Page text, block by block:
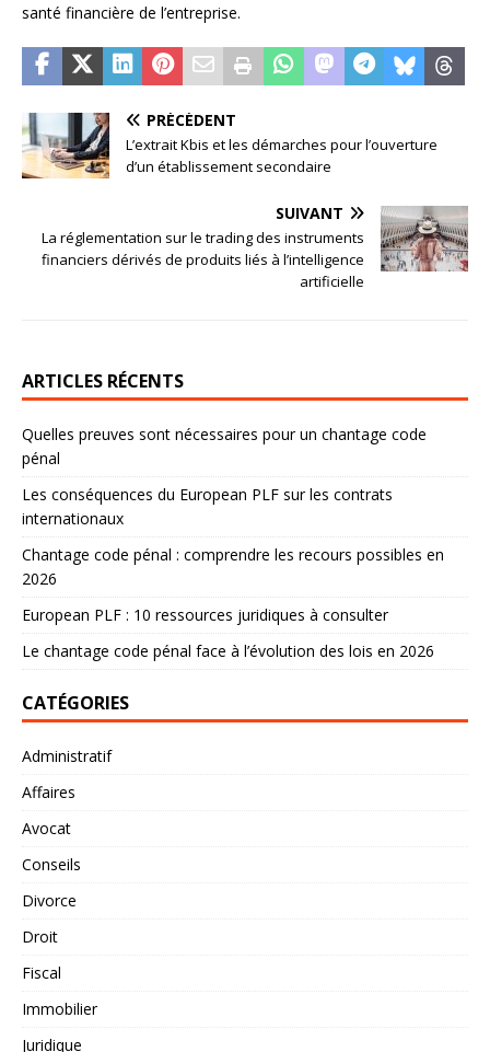
santé financière de l’entreprise.
PRÉCÉDENT
L’extrait Kbis et les démarches pour l’ouverture
d’un établissement secondaire
SUIVANT
La réglementation sur le trading des instruments
financiers dérivés de produits liés à l’intelligence
artificielle
ARTICLES RÉCENTS
Quelles preuves sont nécessaires pour un chantage code
pénal
Les conséquences du European PLF sur les contrats
internationaux
Chantage code pénal : comprendre les recours possibles en
2026
European PLF : 10 ressources juridiques à consulter
Le chantage code pénal face à l’évolution des lois en 2026
CATÉGORIES
Administratif
Affaires
Avocat
Conseils
Divorce
Droit
Fiscal
Immobilier
Juridique